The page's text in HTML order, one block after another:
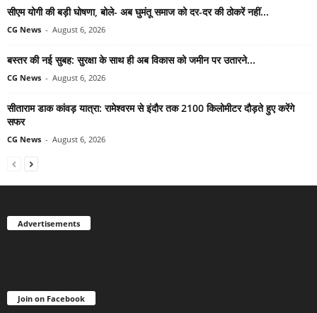
सीएम योगी की बड़ी घोषणा, बोले- अब घुमंतू समाज को दर-दर की ठोकरें नहीं...
CG News - August 6, 2026
बस्तर की नई सुबह: सुरक्षा के साथ ही अब विकास को जमीन पर उतारने...
CG News - August 6, 2026
सीताराम डाक कांवड़ यात्रा: रामेश्वरम से इंदौर तक 2100 किलोमीटर दौड़ते हुए करेंगे
सफर
CG News - August 6, 2026
Advertisements
Join on Facebook